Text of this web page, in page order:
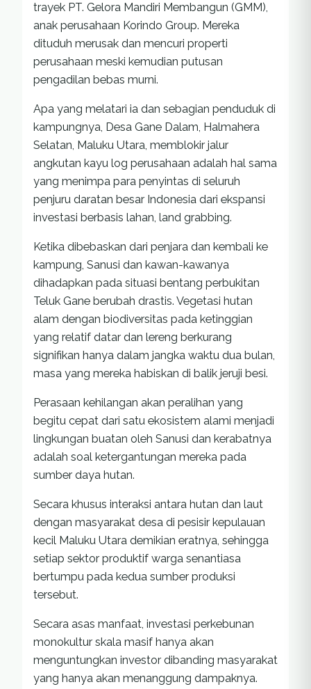
trayek PT. Gelora Mandiri Membangun (GMM),
anak perusahaan Korindo Group. Mereka
dituduh merusak dan mencuri properti
perusahaan meski kemudian putusan
pengadilan bebas murni.
Apa yang melatari ia dan sebagian penduduk di
kampungnya, Desa Gane Dalam, Halmahera
Selatan, Maluku Utara, memblokir jalur
angkutan kayu log perusahaan adalah hal sama
yang menimpa para penyintas di seluruh
penjuru daratan besar Indonesia dari ekspansi
investasi berbasis lahan, land grabbing.
Ketika dibebaskan dari penjara dan kembali ke
kampung, Sanusi dan kawan-kawanya
dihadapkan pada situasi bentang perbukitan
Teluk Gane berubah drastis. Vegetasi hutan
alam dengan biodiversitas pada ketinggian
yang relatif datar dan lereng berkurang
signifikan hanya dalam jangka waktu dua bulan,
masa yang mereka habiskan di balik jeruji besi.
Perasaan kehilangan akan peralihan yang
begitu cepat dari satu ekosistem alami menjadi
lingkungan buatan oleh Sanusi dan kerabatnya
adalah soal ketergantungan mereka pada
sumber daya hutan.
Secara khusus interaksi antara hutan dan laut
dengan masyarakat desa di pesisir kepulauan
kecil Maluku Utara demikian eratnya, sehingga
setiap sektor produktif warga senantiasa
bertumpu pada kedua sumber produksi
tersebut.
Secara asas manfaat, investasi perkebunan
monokultur skala masif hanya akan
menguntungkan investor dibanding masyarakat
yang hanya akan menanggung dampaknya.